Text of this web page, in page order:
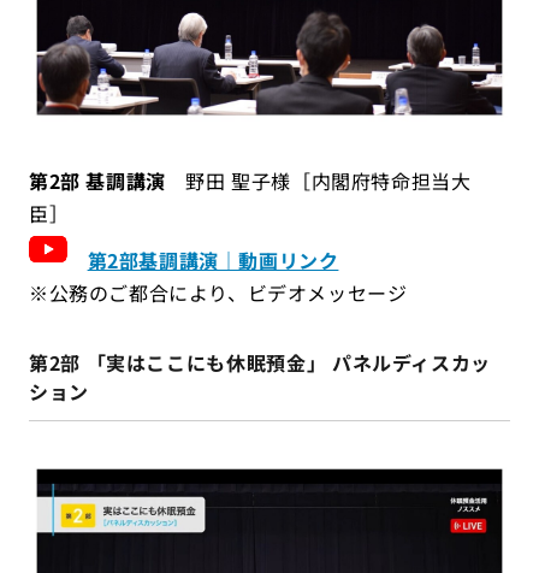
第2部 基調講演野田 聖子様［内閣府特命担当大
臣］
第2部基調講演｜動画リンク
※公務のご都合により、ビデオメッセージ
第2部 「実はここにも休眠預金」 パネルディスカッ
ション